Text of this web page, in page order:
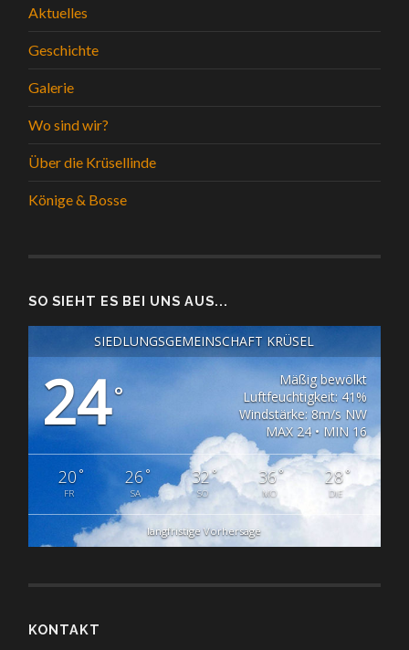
Aktuelles
Geschichte
Galerie
Wo sind wir?
Über die Krüsellinde
Könige & Bosse
SO SIEHT ES BEI UNS AUS...
SIEDLUNGSGEMEINSCHAFT KRÜSEL
24°
Mäßig bewölkt
Luftfeuchtigkeit: 41%
Windstärke: 8m/s NW
MAX 24 • MIN 16
20°
FR
26°
SA
32°
SO
36°
MO
28°
DIE
langfristige Vorhersage
KONTAKT